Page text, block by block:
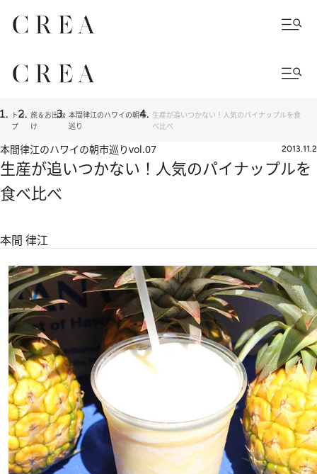
トッ
プ
旅＆お出か
け
本間律江のハワイの朝市
巡り
生産が追いつかない！人気のパイナップルを食
べ比べ
本間律江のハワイの朝市巡りvol.07 2013.11.2
生産が追いつかない！人気のパイナップルを
食べ比べ
本間 律江